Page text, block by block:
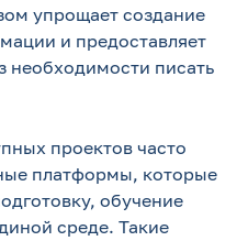
упрощает создание
и предоставляет
необходимости писать
проектов часто
платформы, которые
обучение
среде. Такие